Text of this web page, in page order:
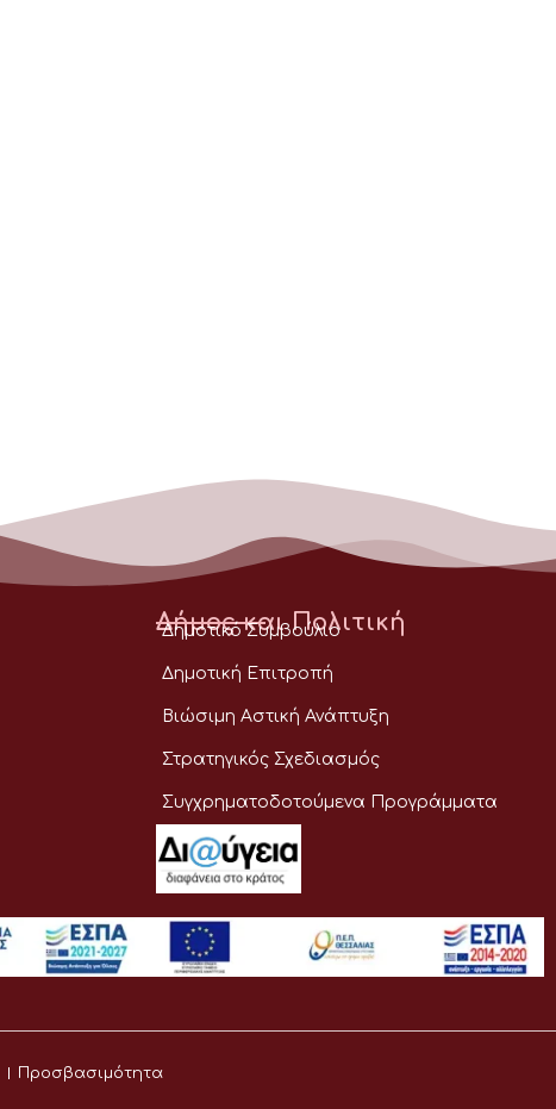
Δήμος και Πολιτική
Δημοτικό Συμβούλιο
Δημοτική Επιτροπή
Βιώσιμη Αστική Ανάπτυξη
Στρατηγικός Σχεδιασμός
Συγχρηματοδοτούμενα Προγράμματα
Προσβασιμότητα